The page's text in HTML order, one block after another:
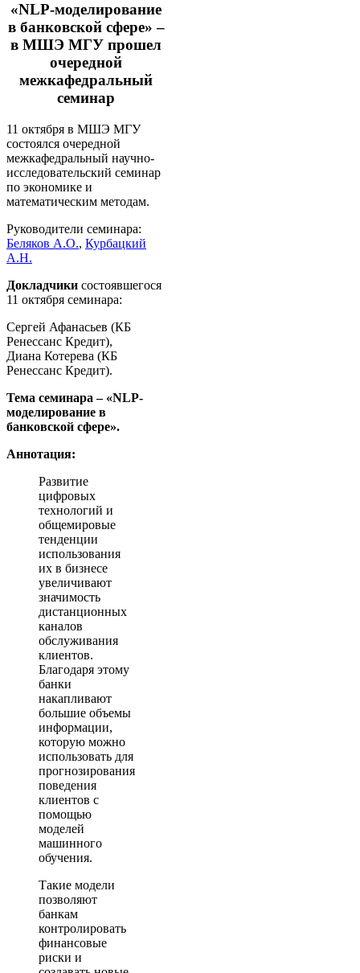
«NLP-моделирование
в банковской сфере» –
в МШЭ МГУ прошел
очередной
межкафедральный
семинар
11 октября в МШЭ МГУ
состоялся очередной
межкафедральный научно-
исследовательский семинар
по экономике и
математическим методам.
Руководители семинара:
Беляков А.О., Курбацкий
А.Н.
Докладчики состоявшегося
11 октября семинара:
Сергей Афанасьев (КБ
Ренессанс Кредит),
Диана Котерева (КБ
Ренессанс Кредит).
Тема семинара – «NLP-
моделирование в
банковской сфере».
Аннотация:
Развитие
цифровых
технологий и
общемировые
тенденции
использования
их в бизнесе
увеличивают
значимость
дистанционных
каналов
обслуживания
клиентов.
Благодаря этому
банки
накапливают
большие объемы
информации,
которую можно
использовать для
прогнозирования
поведения
клиентов с
помощью
моделей
машинного
обучения.
Такие модели
позволяют
банкам
контролировать
финансовые
риски и